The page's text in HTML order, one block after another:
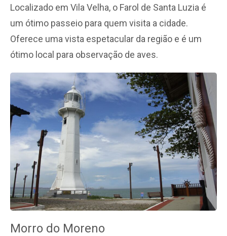
Localizado em Vila Velha, o Farol de Santa Luzia é
um ótimo passeio para quem visita a cidade.
Oferece uma vista espetacular da região e é um
ótimo local para observação de aves.
Morro do Moreno